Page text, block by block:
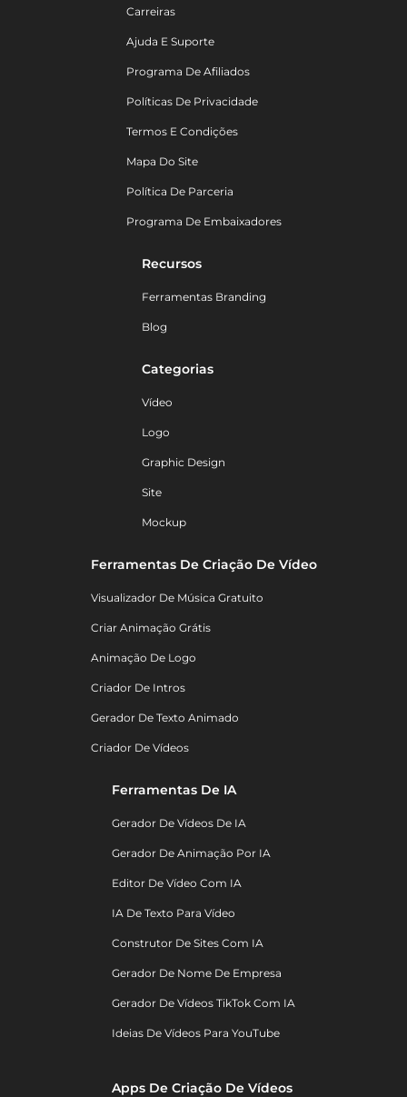
Carreiras
Ajuda E Suporte
Programa De Afiliados
Políticas De Privacidade
Termos E Condições
Mapa Do Site
Política De Parceria
Programa De Embaixadores
Recursos
Ferramentas Branding
Blog
Categorias
Vídeo
Logo
Graphic Design
Site
Mockup
Ferramentas De Criação De Vídeo
Visualizador De Música Gratuito
Criar Animação Grátis
Animação De Logo
Criador De Intros
Gerador De Texto Animado
Criador De Vídeos
Ferramentas De IA
Gerador De Vídeos De IA
Gerador De Animação Por IA
Editor De Vídeo Com IA
IA De Texto Para Vídeo
Construtor De Sites Com IA
Gerador De Nome De Empresa
Gerador De Vídeos TikTok Com IA
Ideias De Vídeos Para YouTube
Apps De Criação De Vídeos